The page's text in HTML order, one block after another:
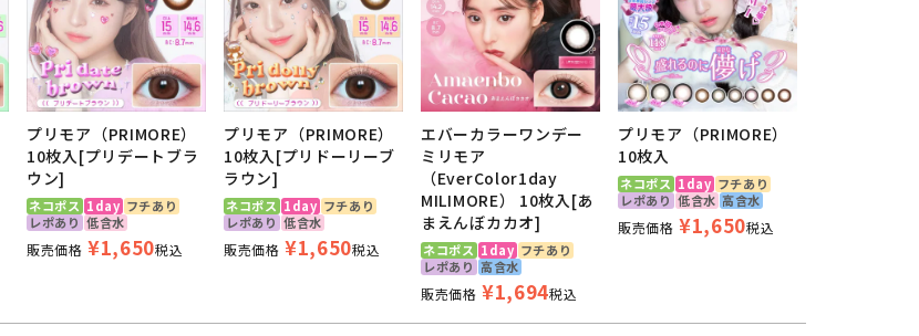
プリモア（PRIMORE）
10枚入[プリデートブラ
ウン]
ネコポス 1day フチあり
レポあり 低含水
販売価格 ¥1,650税込
プリモア（PRIMORE）
10枚入[プリドーリーブ
ラウン]
ネコポス 1day フチあり
レポあり 低含水
販売価格 ¥1,650税込
エバーカラーワンデー
ミリモア
（EverColor1day
MILIMORE） 10枚入[あ
まえんぼカカオ]
ネコポス 1day フチあり
レポあり 高含水
販売価格 ¥1,694税込
プリモア（PRIMORE）
10枚入
ネコポス 1day フチあり
レポあり 低含水 高含水
販売価格 ¥1,650税込